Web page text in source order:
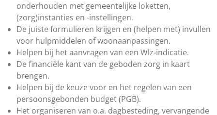
onderhouden met gemeentelijke loketten,
(zorg)instanties en -instellingen.
De juiste formulieren krijgen en (helpen met) invullen
voor hulpmiddelen of woonaanpassingen.
Helpen bij het aanvragen van een Wlz-indicatie.
De financiële kant van de geboden zorg in kaart
brengen.
Helpen bij de keuze voor en het regelen van een
persoonsgebonden budget (PGB).
Het organiseren van o.a. dagbesteding, vervangende